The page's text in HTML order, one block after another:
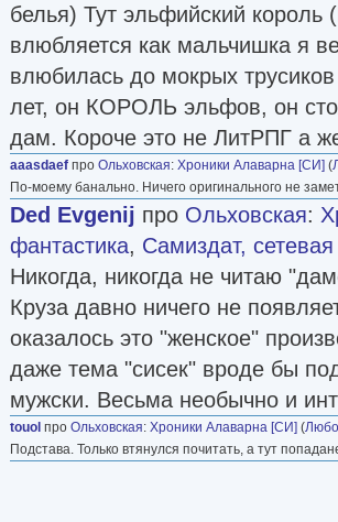
белья) Тут эльфийский
влюбляется как мальчишка я
влюбилась до мокрых
лет, он КОРОЛЬ эльфов, он
дам. Короче это не ЛитРПГ а
aaasdaef про Ольховская: Хроники Алаварна [СИ] (
По-моему банально. Ничего оригинального не
Ded Evgenij про Ольховская:
фантастика, Самиздат,
Никогда, никогда не читаю
Круза давно ничего не
оказалось это "женское"
даже тема "сисек" вроде бы
мужски. Весьма необычно и
touol про Ольховская: Хроники Алаварна [СИ] (
Подстава. Только втянулся почитать, а тут